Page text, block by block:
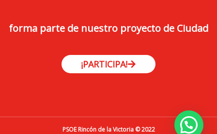
forma parte de nuestro proyecto de Ciudad
¡PARTICIPA!
PSOE Rincón de la Victoria © 2022